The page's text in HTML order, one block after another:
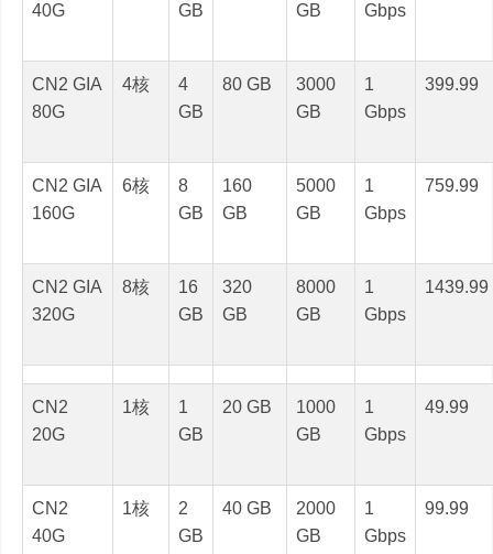
40G
GB
GB
Gbps
CN2 GIA
80G
4核
4
GB
80 GB
3000
GB
1
Gbps
399.99
CN2 GIA
160G
6核
8
GB
160
GB
5000
GB
1
Gbps
759.99
CN2 GIA
320G
8核
16
GB
320
GB
8000
GB
1
Gbps
1439.99
CN2
20G
1核
1
GB
20 GB
1000
GB
1
Gbps
49.99
CN2
40G
1核
2
GB
40 GB
2000
GB
1
Gbps
99.99